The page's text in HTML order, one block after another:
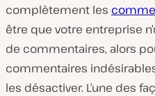
complètement les
être que votre entreprise
de commentaires, alors
commentaires
les désactiver. L’une des